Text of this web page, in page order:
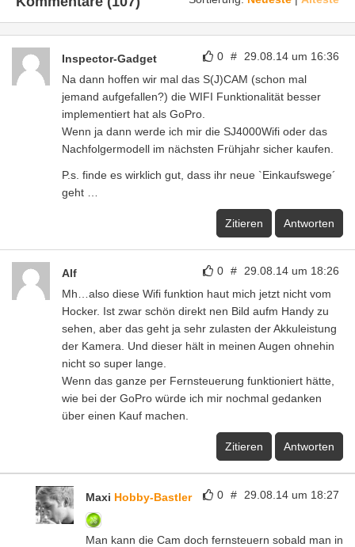
0 # 29.08.14 um 16:36
Inspector-Gadget
Na dann hoffen wir mal das S(J)CAM (schon mal
jemand aufgefallen?) die WIFI Funktionalität besser
implementiert hat als GoPro.
Wenn ja dann werde ich mir die SJ4000Wifi oder das
Nachfolgermodell im nächsten Frühjahr sicher kaufen.
P.s. finde es wirklich gut, dass ihr neue `Einkaufswege´
geht …
Zitieren Antworten
0 # 29.08.14 um 18:26
Alf
Mh…also diese Wifi funktion haut mich jetzt nicht vom
Hocker. Ist zwar schön direkt nen Bild aufm Handy zu
sehen, aber das geht ja sehr zulasten der Akkuleistung
der Kamera. Und dieser hält in meinen Augen ohnehin
nicht so super lange.
Wenn das ganze per Fernsteuerung funktioniert hätte,
wie bei der GoPro würde ich mir nochmal gedanken
über einen Kauf machen.
Zitieren Antworten
0 # 29.08.14 um 18:27
Maxi Hobby-Bastler
Man kann die Cam doch fernsteuern sobald man in